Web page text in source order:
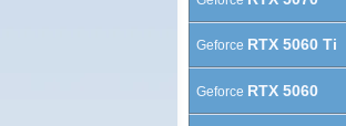
Geforce RTX 5060 Ti
Geforce RTX 5060